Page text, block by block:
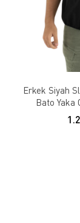
Erkek Siyah
Bato Yaka